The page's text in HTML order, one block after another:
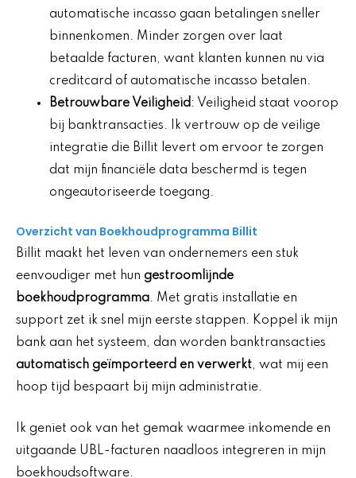
automatische incasso gaan betalingen sneller
binnenkomen. Minder zorgen over laat
betaalde facturen, want klanten kunnen nu via
creditcard of automatische incasso betalen.
Betrouwbare Veiligheid : Veiligheid staat voorop
bij banktransacties. Ik vertrouw op de veilige
integratie die Billit levert om ervoor te zorgen
dat mijn financiële data beschermd is tegen
ongeautoriseerde toegang.
Overzicht van Boekhoudprogramma Billit
Billit maakt het leven van ondernemers een stuk
eenvoudiger met hun gestroomlijnde
boekhoudprogramma. Met gratis installatie en
support zet ik snel mijn eerste stappen. Koppel ik mijn
bank aan het systeem, dan worden banktransacties
automatisch geïmporteerd en verwerkt, wat mij een
hoop tijd bespaart bij mijn administratie.
Ik geniet ook van het gemak waarmee inkomende en
uitgaande UBL-facturen naadloos integreren in mijn
boekhoudsoftware.